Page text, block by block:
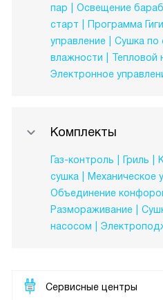
пар
Освещение
старт
Программа
управление
Сушка по
влажности
Тепловой
Электронное
Комплекты
Газ-контроль Гриль
сушка
Механическое
Объединение
Размораживание
насосом
Сервисные центры